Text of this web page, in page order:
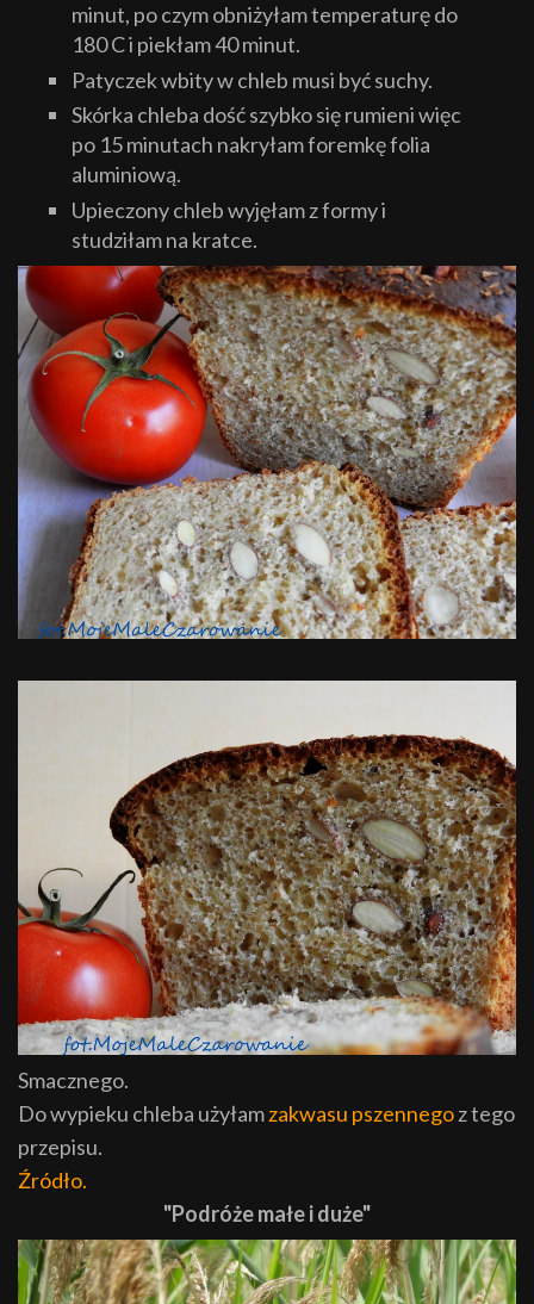
minut, po czym obniżyłam temperaturę do
180 C i piekłam 40 minut.
Patyczek wbity w chleb musi być suchy.
Skórka chleba dość szybko się rumieni więc
po 15 minutach nakryłam foremkę folia
aluminiową.
Upieczony chleb wyjęłam z formy i
studziłam na kratce.
Smacznego.
Do wypieku chleba użyłamzakwasu pszennegoz tego
przepisu.
Źródło.
"Podróże małe i duże"